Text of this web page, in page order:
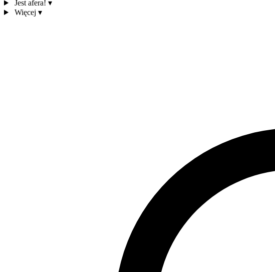
Jest afera! ▾
Więcej ▾